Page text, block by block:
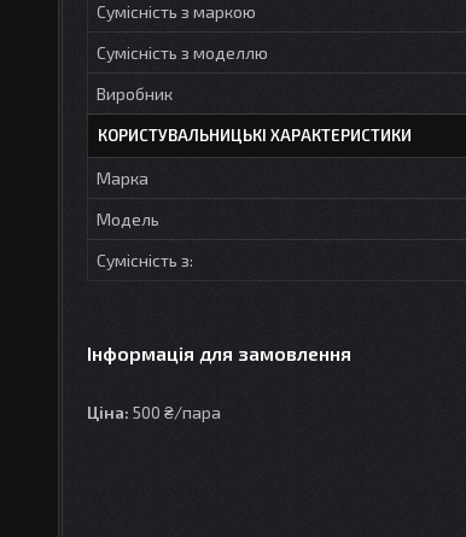
Сумісність з маркою
Сумісність з моделлю
Виробник
КОРИСТУВАЛЬНИЦЬКІ ХАРАКТЕРИСТИКИ
Марка
Модель
Сумісність з:
Інформація для замовлення
Ціна: 500 ₴/пара